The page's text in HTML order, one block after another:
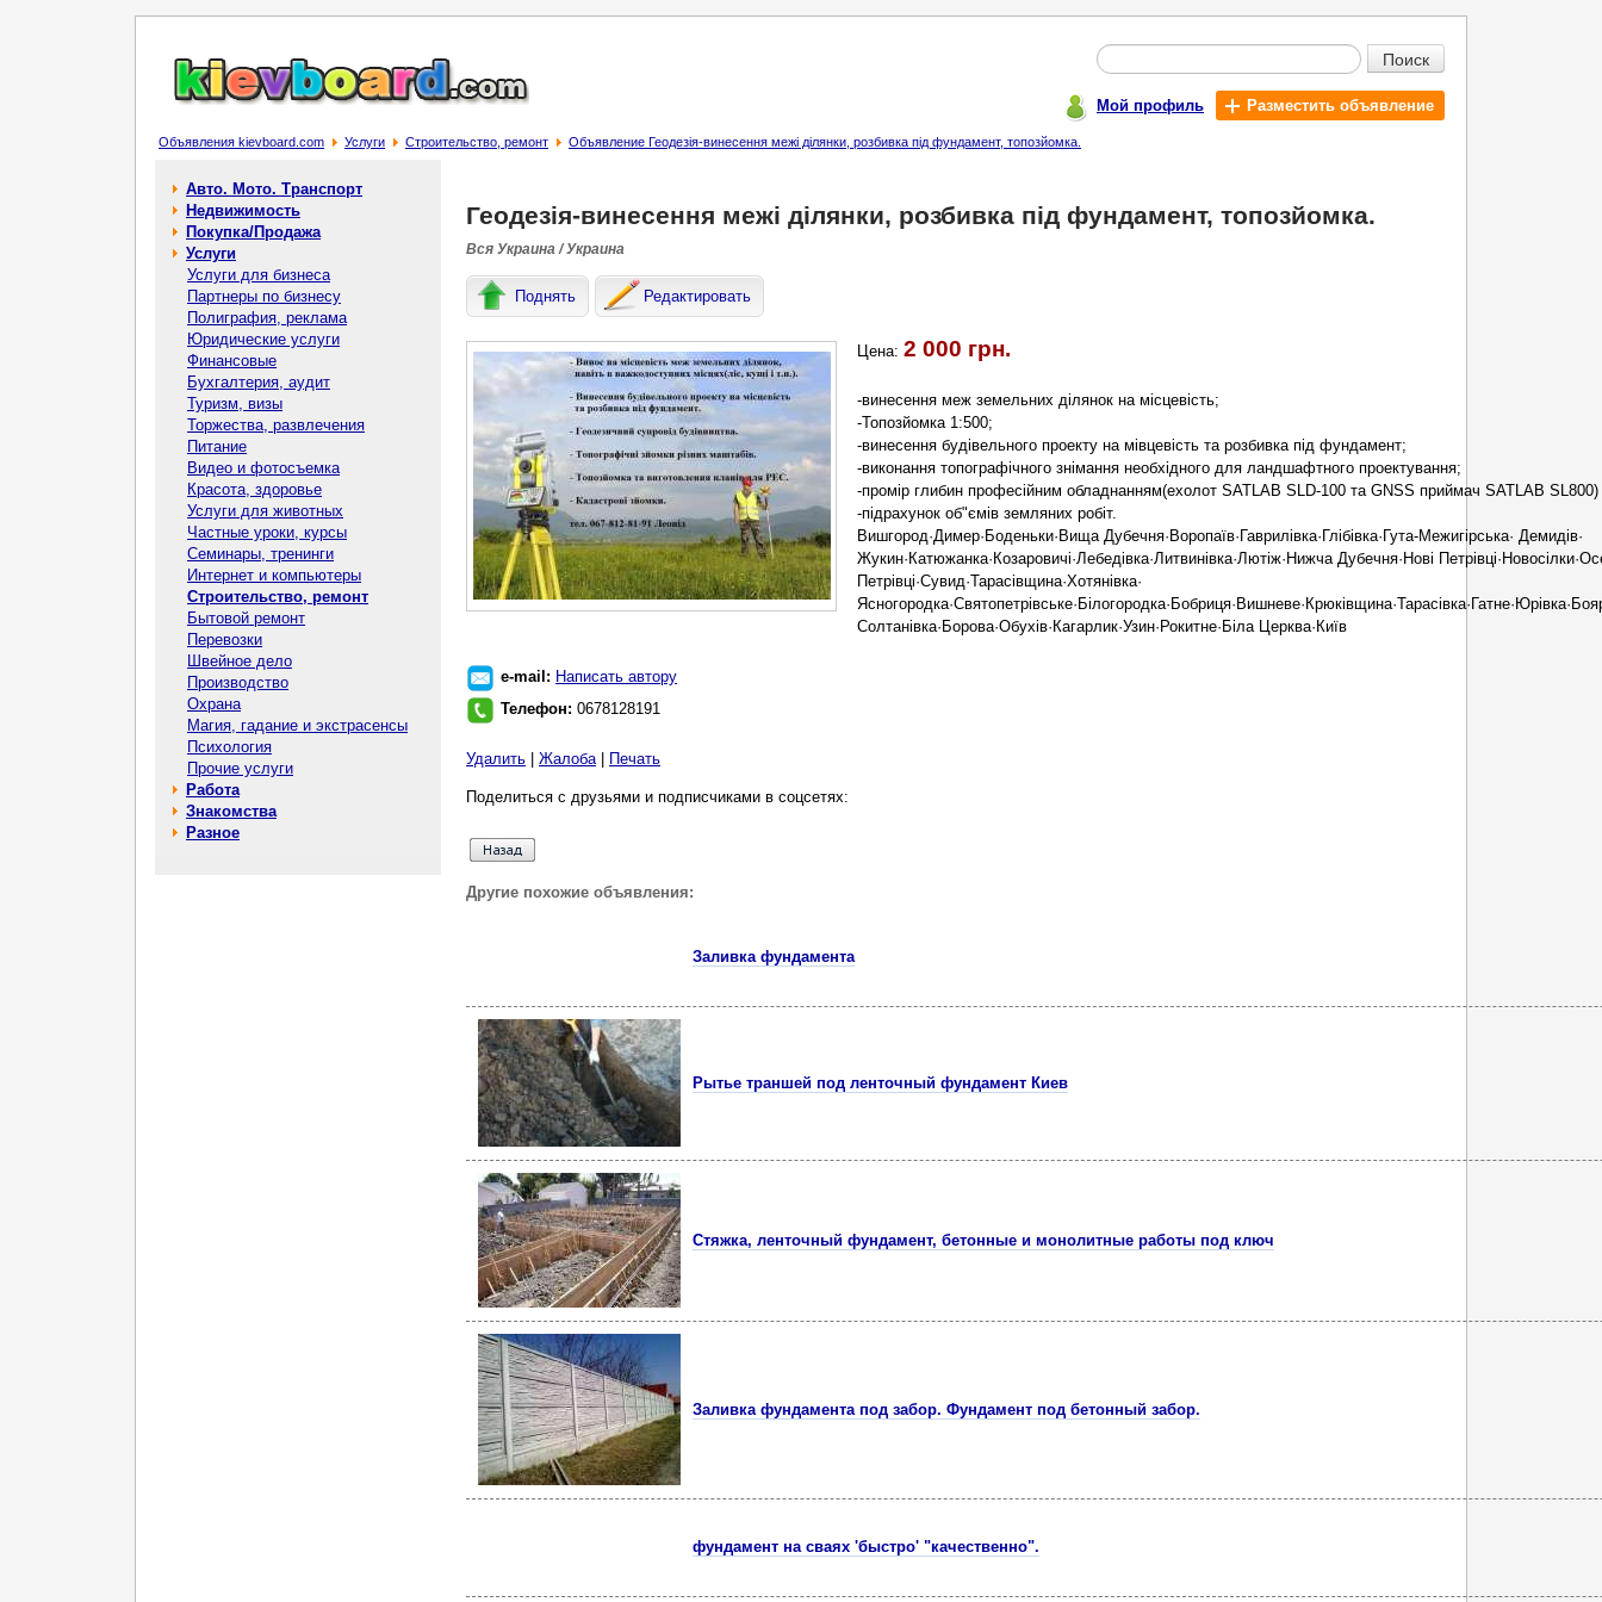
Поиск
Мой профиль Разместить объявление
Объявления kievboard.com Услуги Строительство, ремонт Объявление Геодезія-винесення межі ділянки, розбивка під фундамент, топозйомка.
Авто. Мото. Транспорт
Недвижимость
Покупка/Продажа
Услуги
Услуги для бизнеса
Партнеры по бизнесу
Полиграфия, реклама
Юридические услуги
Финансовые
Бухгалтерия, аудит
Туризм, визы
Торжества, развлечения
Питание
Видео и фотосъемка
Красота, здоровье
Услуги для животных
Частные уроки, курсы
Семинары, тренинги
Интернет и компьютеры
Строительство, ремонт
Бытовой ремонт
Перевозки
Швейное дело
Производство
Охрана
Магия, гадание и экстрасенсы
Психология
Прочие услуги
Работа
Знакомства
Разное
Геодезія-винесення межі ділянки, розбивка під фундамент, топозйомка.
Вся Украина / Украина
Поднять Редактировать
Цена: 2 000 грн.
-винесення меж земельних ділянок на місцевість;
-Топозйомка 1:500;
-винесення будівельного проекту на мівцевість та розбивка під фундамент;
-виконання топографічного знімання необхідного для ландшафтного проектування;
-промір глибин професійним обладнанням(ехолот SATLAB SLD-100 та GNSS приймач SATLAB SL800)
-підрахунок об"ємів земляних робіт.
Вишгород·Димер·Боденьки·Вища Дубечня·Воропаїв·Гаврилівка·Глібівка·Гута-Межигірська· Демидів·
Жукин·Катюжанка·Козаровичі·Лебедівка·Литвинівка·Лютіж·Нижча Дубечня·Нові
Петрівці·Сувид·Тарасівщина·Хотянівка·
Солтанівка·Борова·Обухів·Кагарлик·Узин·Рокитне·Біла Церква·Київ
e-mail: Написать автору
Телефон: 0678128191
Удалить Жалоба| Печать
Поделиться с друзьями и подписчиками в соцсетях:
Другие похожие объявления:
Заливка фундамента
Рытье траншей под ленточный фундамент Киев
Стяжка, ленточный фундамент, бетонные и монолитные работы под ключ
Заливка фундамента под забор. Фундамент под бетонный забор.
фундамент на сваях 'быстро' "качественно".